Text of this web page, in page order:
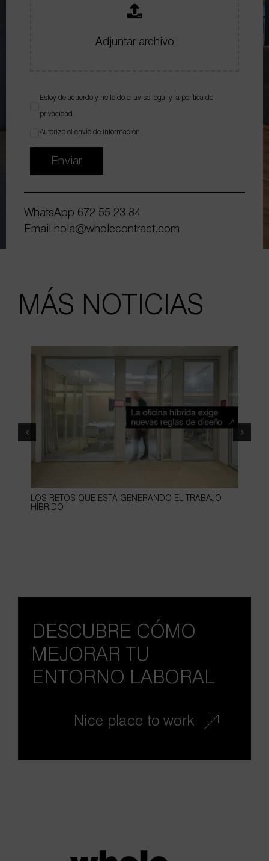
Adjuntar archivo
Estoy de acuerdo y he leído elaviso legal y la política de
privacidad .
Autorizo el envío de información.
Enviar
WhatsApp 672 55 23 84
Email
hola@wholecontract.com
MÁS NOTICIAS
LOS RETOS QUE ESTÁ GENERANDO EL TRABAJO
HÍBRIDO
DESCUBRE CÓMO
MEJORAR TU
ENTORNO LABORAL
Nice place to work